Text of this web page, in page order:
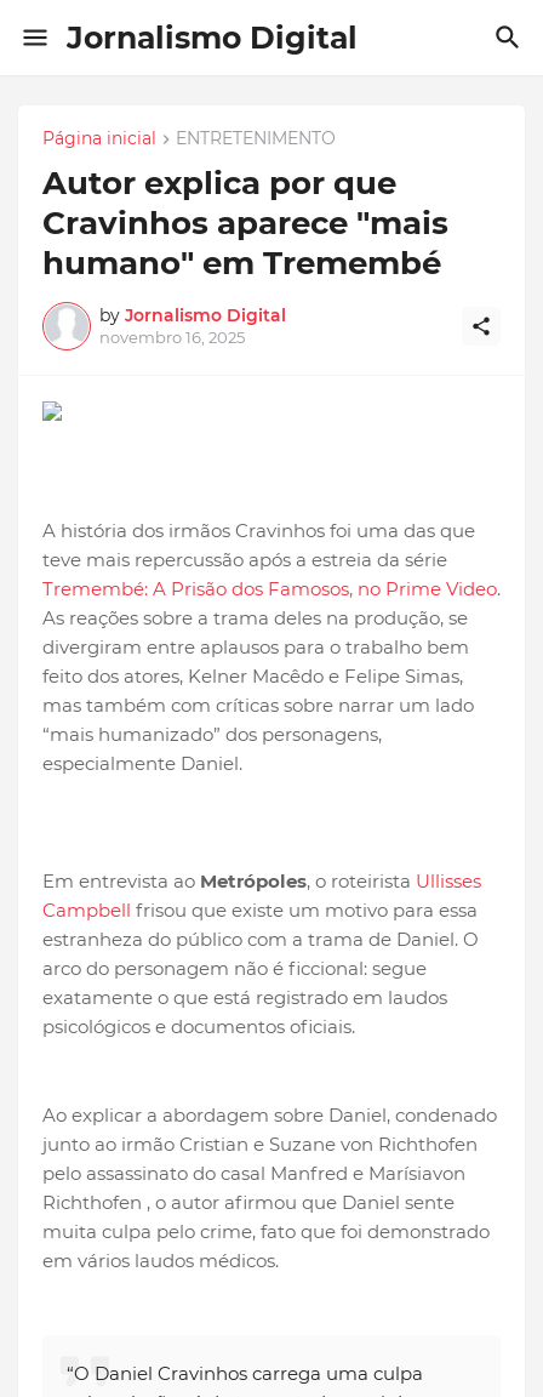
Jornalismo Digital
Página inicial ENTRETENIMENTO
Autor explica por que
Cravinhos aparece "mais
humano" em Tremembé
by Jornalismo Digital
novembro 16, 2025
A história dos irmãos Cravinhos foi uma das que
teve mais repercussão após a estreia da série
Tremembé: A Prisão dos Famosos, no Prime Video.
As reações sobre a trama deles na produção, se
divergiram entre aplausos para o trabalho bem
feito dos atores, Kelner Macêdo e Felipe Simas,
mas também com críticas sobre narrar um lado
“mais humanizado” dos personagens,
especialmente Daniel.
Em entrevista ao Metrópoles, o roteirista Ullisses
Campbell frisou que existe um motivo para essa
estranheza do público com a trama de Daniel. O
arco do personagem não é ficcional: segue
exatamente o que está registrado em laudos
psicológicos e documentos oficiais.
Ao explicar a abordagem sobre Daniel, condenado
junto ao irmão Cristian e Suzane von Richthofen
pelo assassinato do casal Manfred e Marísiavon
Richthofen , o autor afirmou que Daniel sente
muita culpa pelo crime, fato que foi demonstrado
em vários laudos médicos.
“O Daniel Cravinhos carrega uma culpa